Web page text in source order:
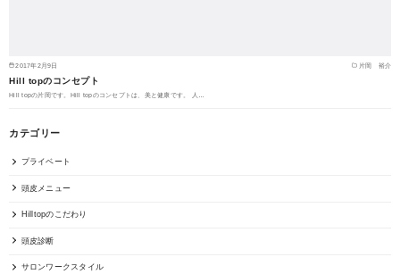
2017年2月9日 片岡 裕介
Hill topのコンセプト
Hill topの片岡です。Hill topのコンセプトは、美と健康です。 人…
カテゴリー
プライベート
頭皮メニュー
Hilltopのこだわり
頭皮診断
サロンワークスタイル